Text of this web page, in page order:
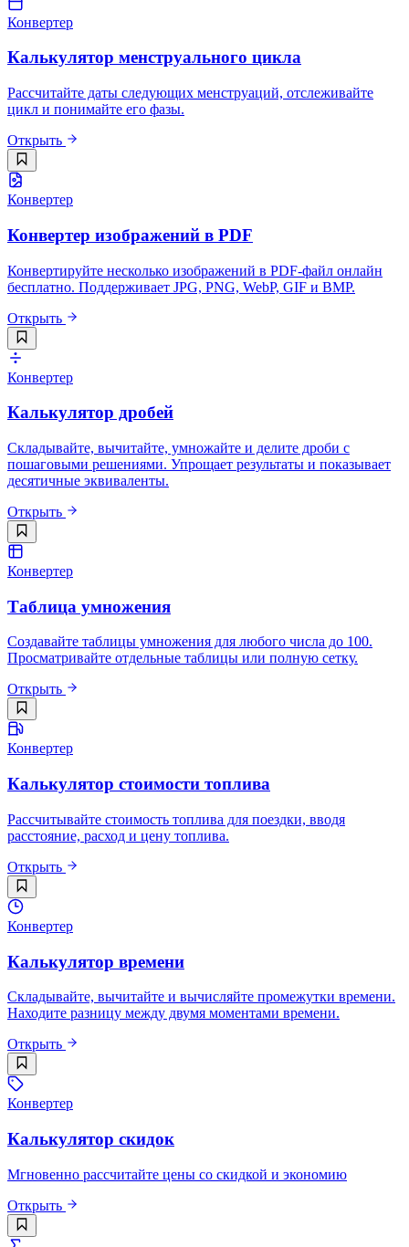
Конвертер
Калькулятор менструального цикла
Рассчитайте даты следующих менструаций, отслеживайте
цикл и понимайте его фазы.
Открыть
Конвертер
Конвертер изображений в PDF
Конвертируйте несколько изображений в PDF-файл онлайн
бесплатно. Поддерживает JPG, PNG, WebP, GIF и BMP.
Открыть
Конвертер
Калькулятор дробей
Складывайте, вычитайте, умножайте и делите дроби с
пошаговыми решениями. Упрощает результаты и показывает
десятичные эквиваленты.
Открыть
Конвертер
Таблица умножения
Создавайте таблицы умножения для любого числа до 100.
Просматривайте отдельные таблицы или полную сетку.
Открыть
Конвертер
Калькулятор стоимости топлива
Рассчитывайте стоимость топлива для поездки, вводя
расстояние, расход и цену топлива.
Открыть
Конвертер
Калькулятор времени
Складывайте, вычитайте и вычисляйте промежутки времени.
Находите разницу между двумя моментами времени.
Открыть
Конвертер
Калькулятор скидок
Мгновенно рассчитайте цены со скидкой и экономию
Открыть